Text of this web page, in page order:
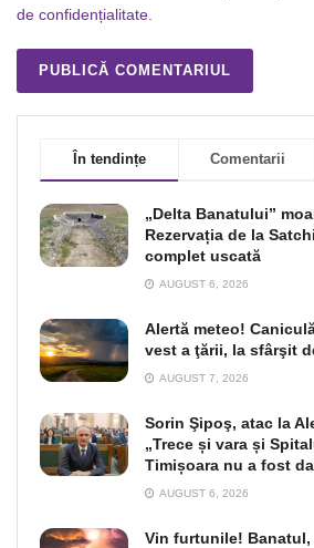
de confidențialitate
În tendințe Comentarii
„Delta Banatului”
Rezervația de la
complet uscată
AUGUST 6, 2026
Alertă meteo!
vest a ţării, la sfârşit
AUGUST 7, 2026
Sorin Şipoş, atac la
„Trece și vara și
Timișoara nu a fost
AUGUST 6, 2026
Vin furtunile!